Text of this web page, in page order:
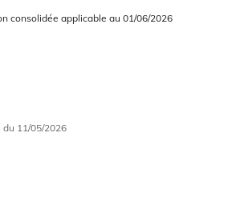
courante
consolidée obsolète
consolidée applicable au 01/06/2026
du 11/05/2026